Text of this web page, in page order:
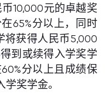
币10,000元的卓越奖
65%分以上，同时
将获得人民币5,000
到或续得入学奖学
60%分以上且成绩保
奖学金。